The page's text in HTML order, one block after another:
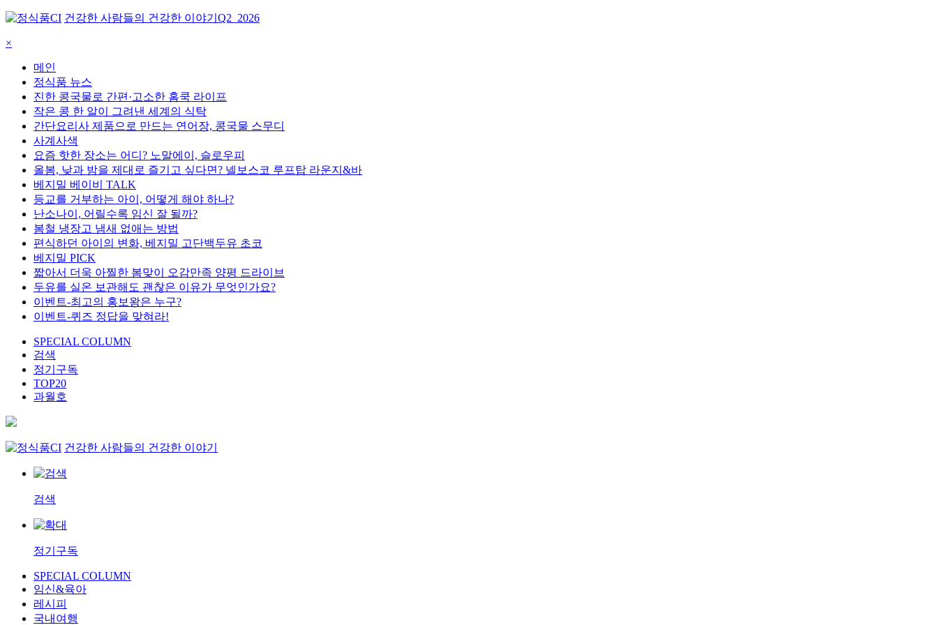
건강한 사람들의 건강한 이야기 Q2_2026
×
메인
정식품 뉴스
진한 콩국물로 간편·고소한 홈쿡 라이프
작은 콩 한 알이 그려낸 세계의 식탁
간단요리사 제품으로 만드는 연어장, 콩국물 스무디
사계사색
요즘 핫한 장소는 어디? 노말에이, 슬로우피
올봄, 낮과 밤을 제대로 즐기고 싶다면? 넬보스코 루프탑 라운지&바
베지밀 베이비 TALK
등교를 거부하는 아이, 어떻게 해야 하나?
난소나이, 어릴수록 임신 잘 될까?
봄철 냉장고 냄새 없애는 방법
편식하던 아이의 변화, 베지밀 고단백두유 초코
베지밀 PICK
짧아서 더욱 아찔한 봄맞이 오감만족 양평 드라이브
두유를 실온 보관해도 괜찮은 이유가 무엇인가요?
이벤트-최고의 홍보왕은 누구?
이벤트-퀴즈 정답을 맞혀라!
SPECIAL COLUMN
검색
정기구독
TOP20
과월호
건강한 사람들의 건강한 이야기
검색
정기구독
SPECIAL COLUMN
임신&육아
레시피
국내여행